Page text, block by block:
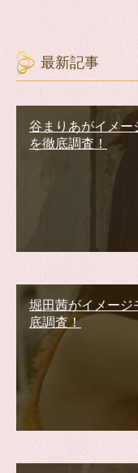
最新記事
谷まりあがイメ
を徹底調査！
堀田茜がイメージ
底調査！